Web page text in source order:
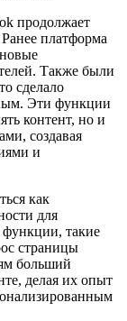
продолжает
платформа
Также были
сделало
Эти функции
контент, но и
создавая
и
как
для
функции, такие
страницы
больший
делая их опыт